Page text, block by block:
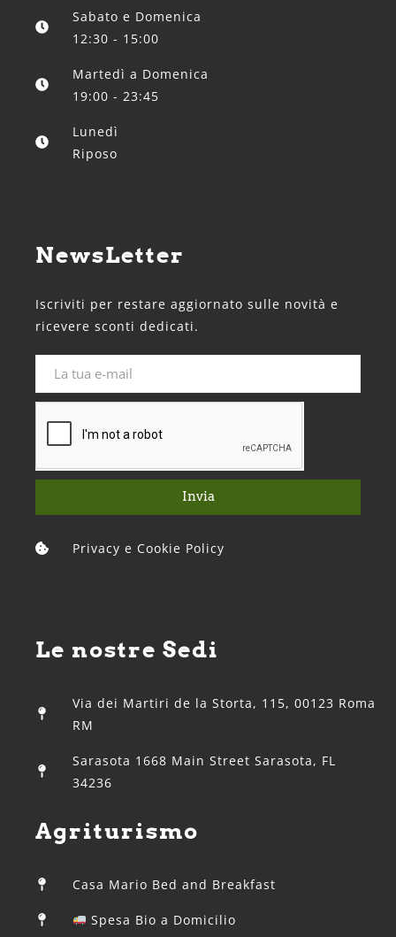
Sabato e Domenica
12:30 - 15:00
Martedì a Domenica
19:00 - 23:45
Lunedì
Riposo
NewsLetter
Iscriviti per restare aggiornato sulle novità e
ricevere sconti dedicati.
Invia
Privacy e Cookie Policy
Le nostre Sedi
Via dei Martiri de la Storta, 115, 00123 Roma
RM
Sarasota 1668 Main Street Sarasota, FL
34236
Agriturismo
Casa Mario Bed and Breakfast
Spesa Bio a Domicilio